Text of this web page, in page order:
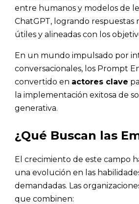
entre humanos y modelos de
ChatGPT, logrando respuestas
útiles y alineadas con los
En un mundo impulsado por
conversacionales, los Prompt
convertido en actores clave
la implementación exitosa de
generativa.
¿Qué Buscan las
El crecimiento de este campo
una evolución en las
demandadas. Las
que combinen: